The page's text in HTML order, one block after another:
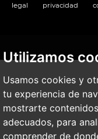
Utilizamos
Usamos cookies y
tu experiencia de
mostrarte
adecuados, para
comprender de
legal
privacidad